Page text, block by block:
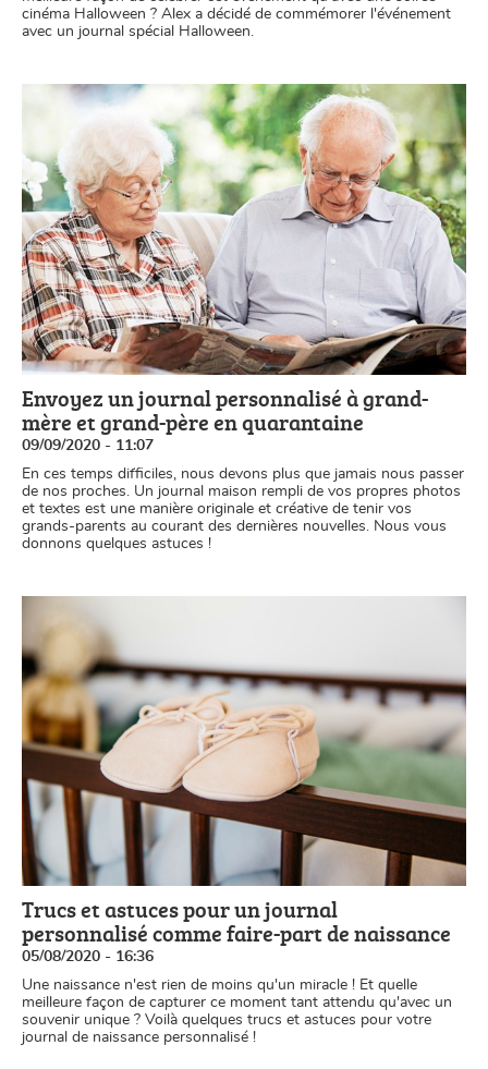
cinéma Halloween ? Alex a décidé de commémorer l'événement
avec un journal spécial Halloween.
Envoyez un journal personnalisé à grand-
mère et grand-père en quarantaine
09/09/2020 - 11:07
En ces temps difficiles, nous devons plus que jamais nous passer
de nos proches. Un journal maison rempli de vos propres photos
et textes est une manière originale et créative de tenir vos
grands-parents au courant des dernières nouvelles. Nous vous
donnons quelques astuces !
Trucs et astuces pour un journal
personnalisé comme faire-part de naissance
05/08/2020 - 16:36
Une naissance n'est rien de moins qu'un miracle ! Et quelle
meilleure façon de capturer ce moment tant attendu qu'avec un
souvenir unique ? Voilà quelques trucs et astuces pour votre
journal de naissance personnalisé !